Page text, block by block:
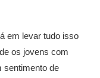
em levar tudo isso
os jovens com
sentimento de